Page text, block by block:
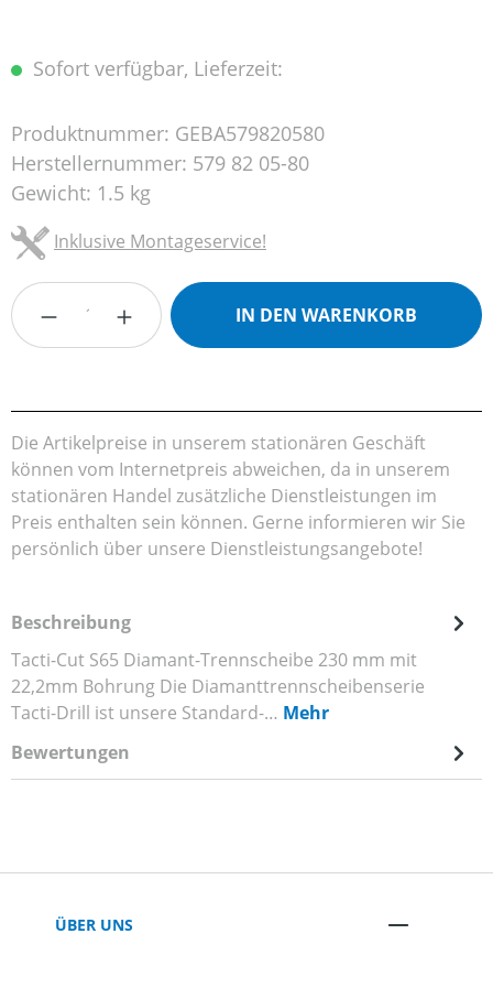
Sofort verfügbar, Lieferzeit:
Produktnummer: GEBA579820580
Herstellernummer: 579 82 05-80
Gewicht: 1.5 kg
Inklusive Montageservice!
Produkt Anzahl: Gib den gewünschten
IN DEN WARENKORB
Die Artikelpreise in unserem stationären Geschäft
können vom Internetpreis abweichen, da in unserem
stationären Handel zusätzliche Dienstleistungen im
Preis enthalten sein können. Gerne informieren wir Sie
persönlich über unsere Dienstleistungsangebote!
Beschreibung
Tacti-Cut S65 Diamant-Trennscheibe 230 mm mit
22,2mm Bohrung Die Diamanttrennscheibenserie
Tacti-Drill ist unsere Standard-… Mehr
Bewertungen
ÜBER UNS